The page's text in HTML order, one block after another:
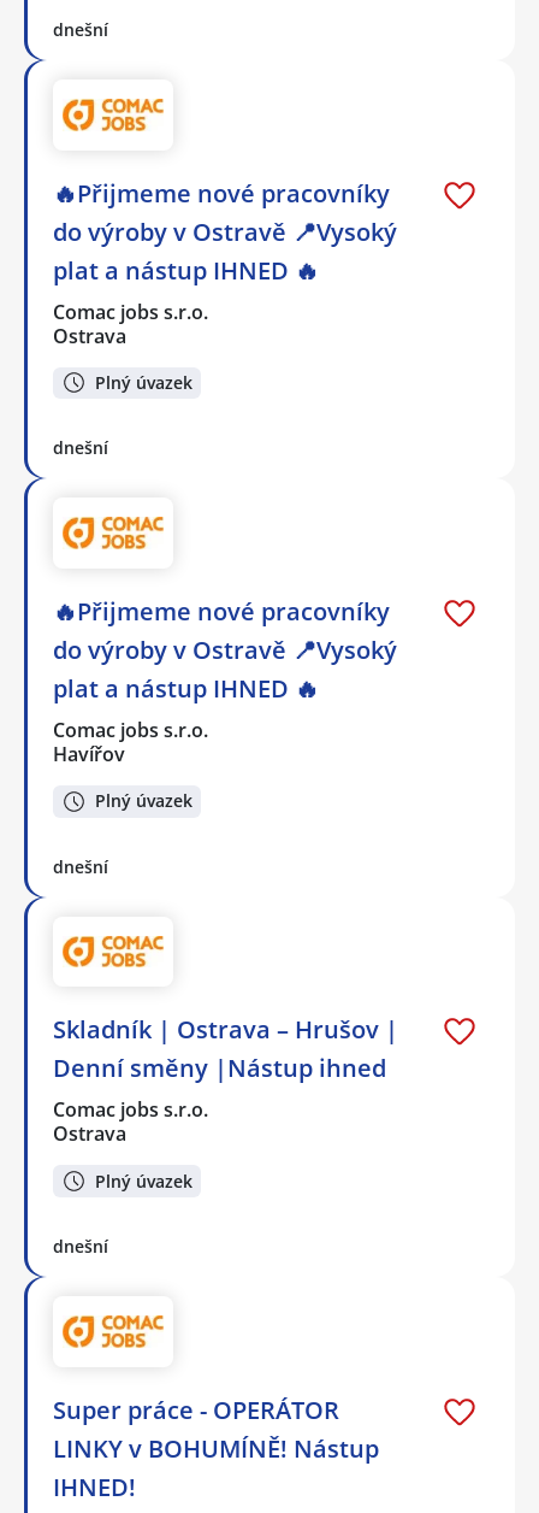
dnešní
🔥Přijmeme nové pracovníky
do výroby v Ostravě 📍Vysoký
plat a nástup IHNED 🔥
Comac jobs s.r.o.
Ostrava
Plný úvazek
dnešní
🔥Přijmeme nové pracovníky
do výroby v Ostravě 📍Vysoký
plat a nástup IHNED 🔥
Comac jobs s.r.o.
Havířov
Plný úvazek
dnešní
Skladník | Ostrava – Hrušov |
Denní směny |Nástup ihned
Comac jobs s.r.o.
Ostrava
Plný úvazek
dnešní
Super práce - OPERÁTOR
LINKY v BOHUMÍNĚ! Nástup
IHNED!